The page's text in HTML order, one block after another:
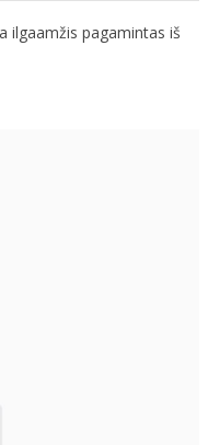
ilgaamžis pagamintas iš